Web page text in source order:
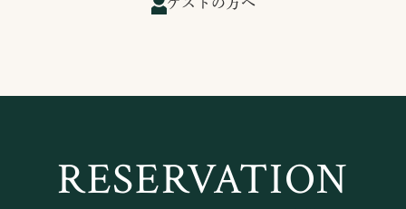
RESERVATION